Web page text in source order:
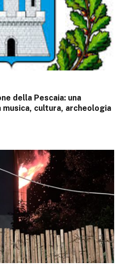
della Pescaia: una
cultura, archeologia